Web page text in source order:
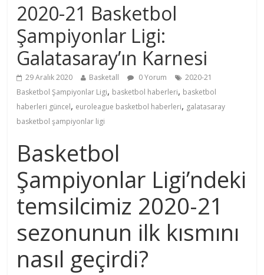
2020-21 Basketbol
Şampiyonlar Ligi:
Galatasaray’ın Karnesi
29 Aralık 2020 Basketall 0 Yorum
2020-21
Basketbol Şampiyonlar Ligi, basketbol haberleri, basketbol
haberleri güncel, euroleague basketbol haberleri, galatasaray
basketbol şampiyonlar ligi
Basketbol
Şampiyonlar Ligi’ndeki
temsilcimiz 2020-21
sezonunun ilk kısmını
nasıl geçirdi?